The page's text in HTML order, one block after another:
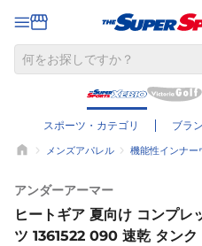
スポーツ・カテゴリ ブラ
メンズアパレル 機能性インナー
アンダーアーマー
ヒートギア 夏向け コンプレ
ツ 1361522 090 速乾 タンク